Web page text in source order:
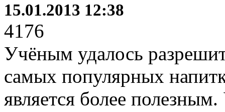
15.01.2013 12:38
4176
Учёным удалось
самых популярных
является более